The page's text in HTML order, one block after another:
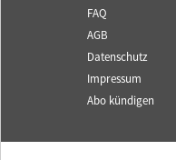
FAQ
AGB
Datenschutz
Impressum
Abo kündigen